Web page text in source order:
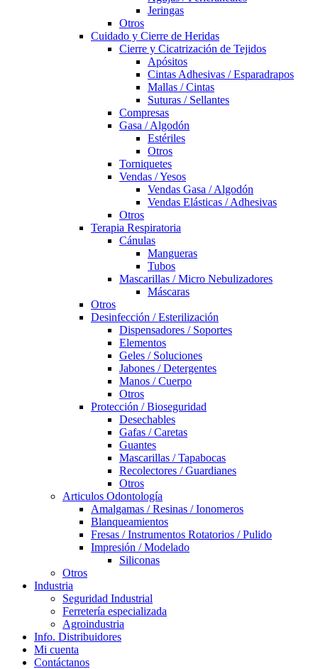
Jeringas
Otros
Cuidado y Cierre de Heridas
Cierre y Cicatrización de Tejidos
Apósitos
Cintas Adhesivas / Esparadrapos
Mallas / Cintas
Suturas / Sellantes
Compresas
Gasa / Algodón
Estériles
Otros
Torniquetes
Vendas / Yesos
Vendas Gasa / Algodón
Vendas Elásticas / Adhesivas
Otros
Terapia Respiratoria
Cánulas
Mangueras
Tubos
Mascarillas / Micro Nebulizadores
Máscaras
Otros
Desinfección / Esterilización
Dispensadores / Soportes
Elementos
Geles / Soluciones
Jabones / Detergentes
Manos / Cuerpo
Otros
Protección / Bioseguridad
Desechables
Gafas / Caretas
Guantes
Mascarillas / Tapabocas
Recolectores / Guardianes
Otros
Articulos Odontología
Amalgamas / Resinas / Ionomeros
Blanqueamientos
Fresas / Instrumentos Rotatorios / Pulido
Impresión / Modelado
Siliconas
Otros
Industria
Seguridad Industrial
Ferretería especializada
Agroindustria
Info. Distribuidores
Mi cuenta
Contáctanos